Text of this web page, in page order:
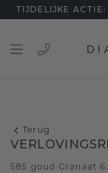
TIJDELIJKE
Terug
585 goud Granaat